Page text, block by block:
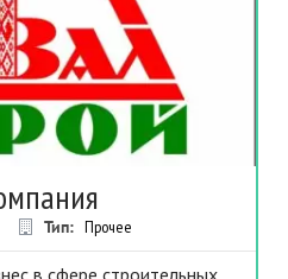
Тип: Прочее
в сфере строительных